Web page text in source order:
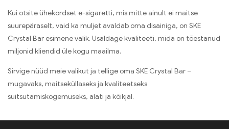
Kui otsite ühekordset e-sigaretti, mis mitte ainult ei maitse
suurepäraselt, vaid ka muljet avaldab oma disainiga, on SKE
Crystal Bar esimene valik. Usaldage kvaliteeti, mida on tõestanud
miljonid kliendid üle kogu maailma.
Sirvige nüüd meie valikut ja tellige oma SKE Crystal Bar –
mugavaks, maitseküllaseks ja kvaliteetseks
suitsutamiskogemuseks, alati ja kõikjal.